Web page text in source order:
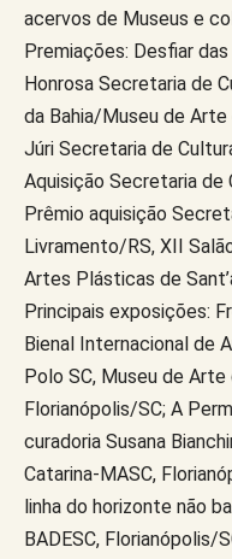
acervos de Museus e
Premiações: Desfiar
Honrosa Secretaria de
da Bahia/Museu de
Júri Secretaria de
Aquisição Secretaria de
Prêmio aquisição
Livramento/RS, XII
Artes Plásticas de
Principais exposições:
Bienal Internacional de
Polo SC, Museu de
Florianópolis/SC; A
curadoria Susana
Catarina-MASC,
linha do horizonte não
BADESC,